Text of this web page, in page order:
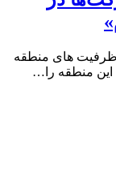
ظرفیت های منطقه
این منطقه را…